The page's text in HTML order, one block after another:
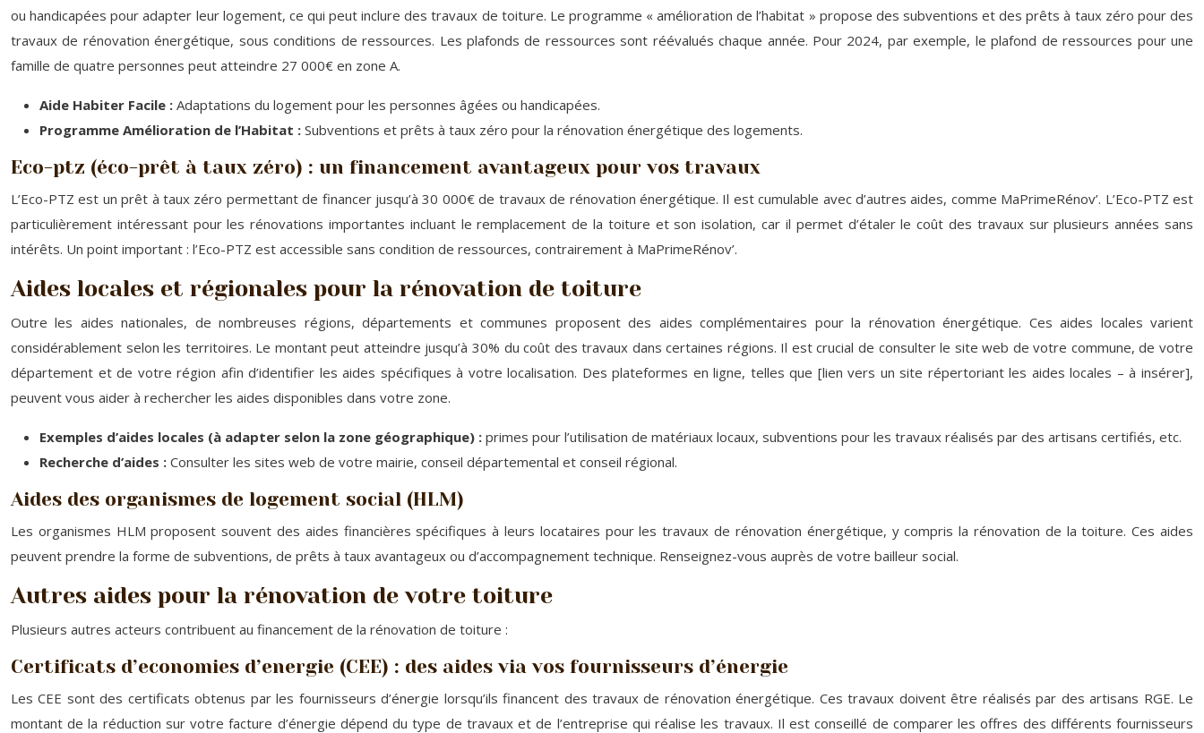
ou handicapées pour adapter leur logement, ce qui peut inclure des travaux de toiture. Le programme « amélioration de l’habitat » propose des subventions et des prêts à taux zéro pour des
travaux de rénovation énergétique, sous conditions de ressources. Les plafonds de ressources sont réévalués chaque année. Pour 2024, par exemple, le plafond de ressources pour une
famille de quatre personnes peut atteindre 27 000€ en zone A.
Aide Habiter Facile : Adaptations du logement pour les personnes âgées ou handicapées.
Programme Amélioration de l’Habitat : Subventions et prêts à taux zéro pour la rénovation énergétique des logements.
Eco-ptz (éco-prêt à taux zéro) : un financement avantageux pour vos travaux
L’Eco-PTZ est un prêt à taux zéro permettant de financer jusqu’à 30 000€ de travaux de rénovation énergétique. Il est cumulable avec d’autres aides, comme MaPrimeRénov’. L’Eco-PTZ est
particulièrement intéressant pour les rénovations importantes incluant le remplacement de la toiture et son isolation, car il permet d’étaler le coût des travaux sur plusieurs années sans
intérêts. Un point important : l’Eco-PTZ est accessible sans condition de ressources, contrairement à MaPrimeRénov’.
Aides locales et régionales pour la rénovation de toiture
Outre les aides nationales, de nombreuses régions, départements et communes proposent des aides complémentaires pour la rénovation énergétique. Ces aides locales varient
considérablement selon les territoires. Le montant peut atteindre jusqu’à 30% du coût des travaux dans certaines régions. Il est crucial de consulter le site web de votre commune, de votre
département et de votre région afin d’identifier les aides spécifiques à votre localisation. Des plateformes en ligne, telles que [lien vers un site répertoriant les aides locales – à insérer],
peuvent vous aider à rechercher les aides disponibles dans votre zone.
Exemples d’aides locales (à adapter selon la zone géographique) : primes pour l’utilisation de matériaux locaux, subventions pour les travaux réalisés par des artisans certifiés, etc.
Recherche d’aides : Consulter les sites web de votre mairie, conseil départemental et conseil régional.
Aides des organismes de logement social (HLM)
Les organismes HLM proposent souvent des aides financières spécifiques à leurs locataires pour les travaux de rénovation énergétique, y compris la rénovation de la toiture. Ces aides
peuvent prendre la forme de subventions, de prêts à taux avantageux ou d’accompagnement technique. Renseignez-vous auprès de votre bailleur social.
Autres aides pour la rénovation de votre toiture
Plusieurs autres acteurs contribuent au financement de la rénovation de toiture :
Certificats d’economies d’energie (CEE) : des aides via vos fournisseurs d’énergie
Les CEE sont des certificats obtenus par les fournisseurs d’énergie lorsqu’ils financent des travaux de rénovation énergétique. Ces travaux doivent être réalisés par des artisans RGE. Le
montant de la réduction sur votre facture d’énergie dépend du type de travaux et de l’entreprise qui réalise les travaux. Il est conseillé de comparer les offres des différents fournisseurs